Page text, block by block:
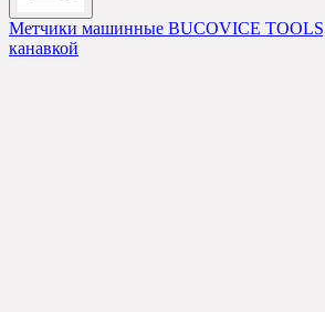
Метчики машинные BUCOVICE TOOLS,
канавкой